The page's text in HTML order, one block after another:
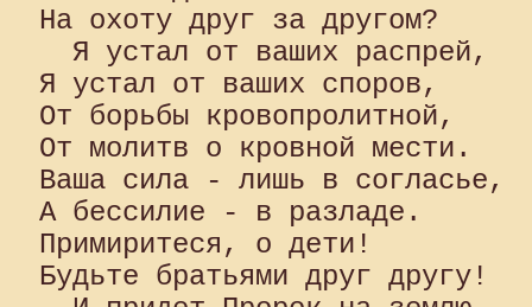
На охоту друг за другом?
  Я устал от ваших распрей,
Я устал от ваших споров,
От борьбы кровопролитной,
От молитв о кровной мести.
Ваша сила - лишь в согласье,
А бессилие - в разладе.
Примиритеся, о дети!
Будьте братьями друг другу!